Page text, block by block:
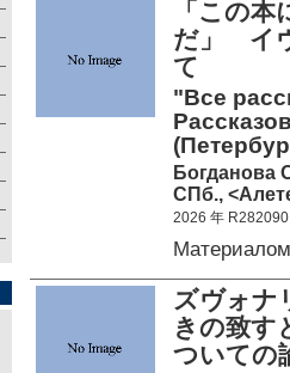
「この
だ」 イ
て
"Все
Богданова
СПб.,
2026 年 R282090
ズヴォナ
きの致す
ついての